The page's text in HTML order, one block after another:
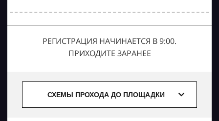
РЕГИСТРАЦИЯ НАЧИНАЕТСЯ В 9:00.
ПРИХОДИТЕ ЗАРАНЕЕ
СХЕМЫ ПРОХОДА ДО ПЛОЩАДКИ